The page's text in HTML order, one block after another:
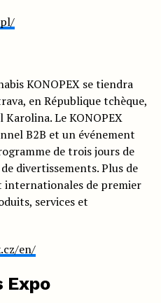
KONOPEX se tiendra
en République tchèque,
Le KONOPEX
B2B et un événement
de trois jours de
divertissements. Plus de
internationales de premier
services et
en/
Expo